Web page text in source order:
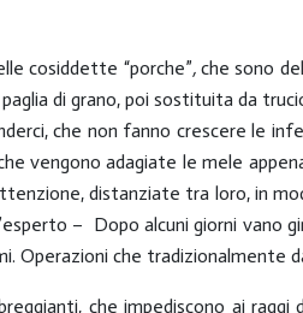
cosiddette “porche”,che sono
di grano, poi sostituita da
che non fanno crescere le
vengono adagiate le mele
distanziate tra loro, in
– Dopo alcuni giorni vano
Operazioni che tradizionalmente
che impediscono ai raggi